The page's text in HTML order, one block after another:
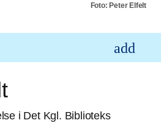
Foto: Peter Elfelt
i Det Kgl. Biblioteks